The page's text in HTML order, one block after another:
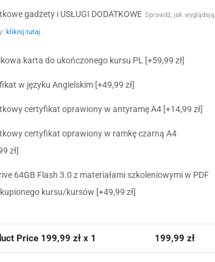
gadżety i USŁUGI DODATKOWE Sprawdź, jak wyglądają
kliknij tutaj
karta do ukończonego kursu PL [+59,99 zł]
w języku Angielskim [+49,99 zł]
certyfikat oprawiony w antyramę A4 [+14,99 zł]
certyfikat oprawiony w ramkę czarną A4
zł]
64GB Flash 3.0 z materiałami szkoleniowymi w PDF
kursu/kursów [+49,99 zł]
Price 199,99 zł x 1 199,99 zł